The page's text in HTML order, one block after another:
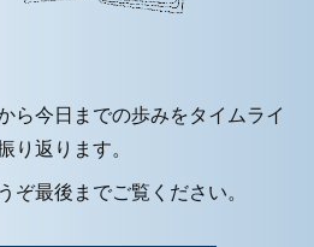
ら今日までの歩みをタイムライ
り返ります。
ぞ最後までご覧ください。